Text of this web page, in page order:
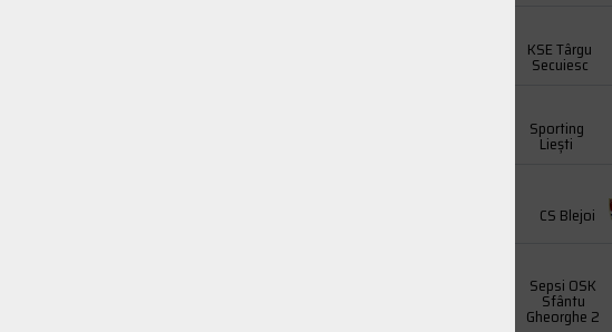
KSE Târgu
Secuiesc
Sporting
Liești
CS Blejoi
Sepsi OSK
Sfântu
Gheorghe 2